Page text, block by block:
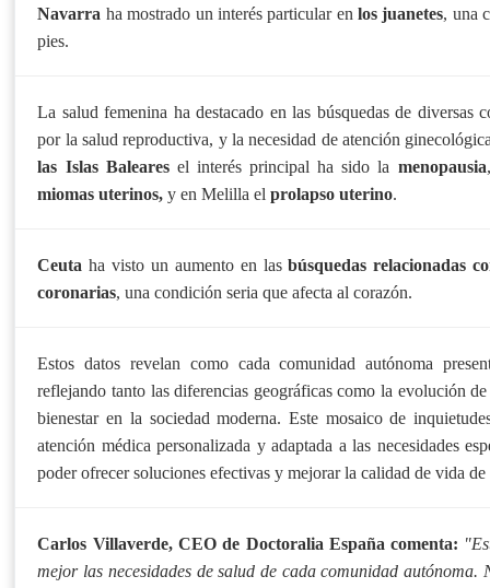
Navarra ha mostrado un interés particular en los juanetes, una
pies.
La salud femenina ha destacado en las búsquedas de diversas
por la salud reproductiva, y la necesidad de atención
las Islas Baleares el interés principal ha sido la menopausia
miomas uterinos, y en Melilla elprolapso uterino.
Ceuta ha visto un aumento en lasbúsquedas relacionadas
coronarias, una condición seria que afecta al corazón.
Estos datos revelan como cada comunidad autónoma
reflejando tanto las diferencias geográficas como la evolución
bienestar en la sociedad moderna. Este mosaico de
atención médica personalizada y adaptada a las necesidades
poder ofrecer soluciones efectivas y mejorar la calidad de vida
Carlos Villaverde, CEO de Doctoralia España comenta:
mejor las necesidades de salud de cada comunidad